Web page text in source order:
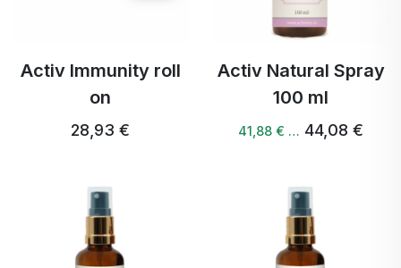
Activ Immunity roll
on
28,93 €
Activ Natural Spray
100 ml
41,88 € … 44,08 €